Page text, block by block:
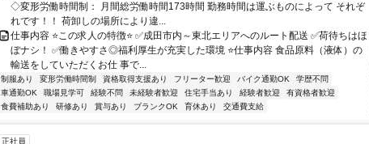
◇変形労働時間制： 月間総労働時間173時間 勤務時間は運ぶものによって それぞ
れです！！ 荷卸しの場所により違...
仕事内容 ⭐️この求人の特徴⭐️ ✅️成田市内～東北エリアへのルート配送 ✅️荷待ちはほ
ぼナシ！ ✅️働きやすさ◎福利厚生が充実した環境 ⭐️仕事内容 食品原料（液体）の
輸送をしていただくお仕 事で...
制服あり 変形労働時間制 資格取得支援あり フリーター歓迎 バイク通勤OK
学歴不問
車通勤OK
職場見学可 経験不問 未経験者歓迎 住宅手当あり 経験者歓迎
有資格者歓迎
食費補助あり
研修あり 賞与あり ブランクOK 育休あり 交通費支給
正社員